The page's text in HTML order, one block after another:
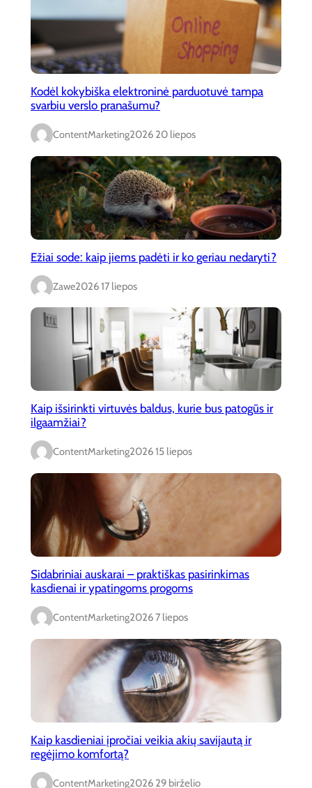
Kodėl kokybiška elektroninė parduotuvė tampa
svarbiu verslo pranašumu?
ContentMarketing2026 20 liepos
Ežiai sode: kaip jiems padėti ir ko geriau nedaryti?
Zawe2026 17 liepos
Kaip išsirinkti virtuvės baldus, kurie bus patogūs ir
ilgaamžiai?
ContentMarketing2026 15 liepos
Sidabriniai auskarai – praktiškas pasirinkimas
kasdienai ir ypatingoms progoms
ContentMarketing2026 7 liepos
Kaip kasdieniai įpročiai veikia akių savijautą ir
regėjimo komfortą?
ContentMarketing2026 29 birželio